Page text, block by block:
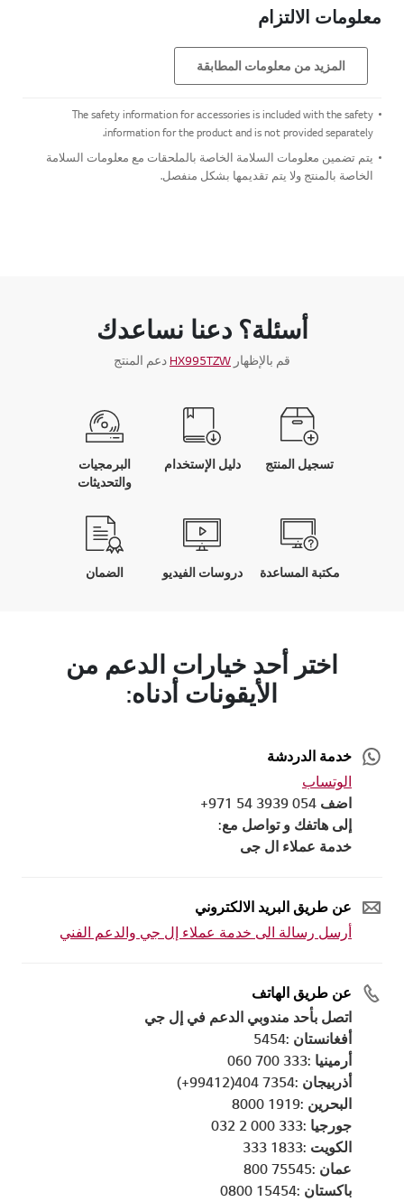
معلومات الالتزام
المزيد من معلومات المطابقة
The safety information for accessories is included with the safety
information for the product and is not provided separately.
يتم تضمين معلومات السلامة الخاصة بالملحقات مع معلومات السلامة
الخاصة بالمنتج ولا يتم تقديمها بشكل منفصل.
أسئلة؟ دعنا نساعدك
قم بالإظهار HX995TZW دعم المنتج
تسجيل المنتج دليل الإستخدام
البرمجيات
والتحديثات
مكتبة المساعدة دروسات الفيديو الضمان
اختر أحد خيارات الدعم من
الأيقونات أدناه:
خدمة الدردشة
الوتساب
اضف 054 3939 54 971+
إلى هاتفك و تواصل مع:
خدمة عملاء ال جى
عن طريق البريد الالكتروني
أرسل رسالة الى خدمة عملاء إل جي والدعم الفني
عن طريق الهاتف
اتصل بأحد مندوبي الدعم في إل جي
أفغانستان :5454
أرمينيا :333 700 060
أذربيجان :7354 404(99412+)
البحرين :1919 8000
جورجيا :333 000 2 032
الكويت :1833 333
عمان :75545 800
باكستان :15454 0800